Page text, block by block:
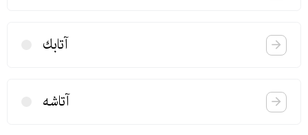
آتابك
آتاشه